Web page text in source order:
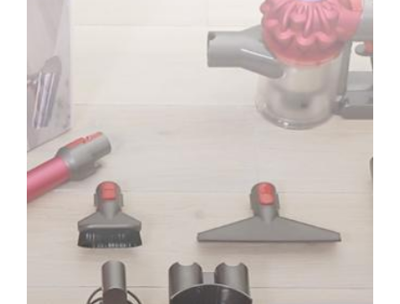
Video
Transcript
Video-
Transkript
öffnen